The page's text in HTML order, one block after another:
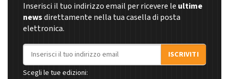
Inserisci il tuo indirizzo email per ricevere le ultime
newsdirettamente nella tua casella di posta
elettronica.
Indirizzo email
ISCRIVITI
Scegli le tue edizioni: